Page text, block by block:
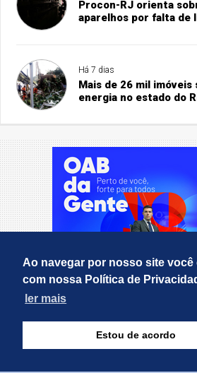
Ao navegar por nosso site
com nossa Política de
ler mais
Estou de acordo
Procon-RJ orienta
aparelhos por falta de
Há 7 dias
Mais de 26 mil imóveis
energia no estado do
© Copyright 2026 - RealMT - Todos